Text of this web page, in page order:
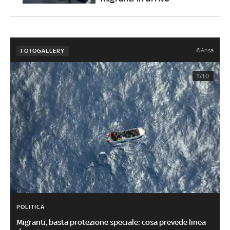
FOTOGALLERY ©Ansa
1/10
POLITICA
Migranti, basta protezione speciale: cosa prevede linea